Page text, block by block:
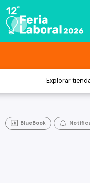
Explorar
BlueBook